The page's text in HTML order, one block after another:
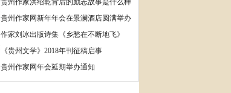
的？万字长文告诉你
贵州作家网新年年会在景澜酒店圆满举办
作家刘冰出版诗集《乡愁在不断地飞》
《贵州文学》2018年刊征稿启事
贵州作家网年会延期举办通知